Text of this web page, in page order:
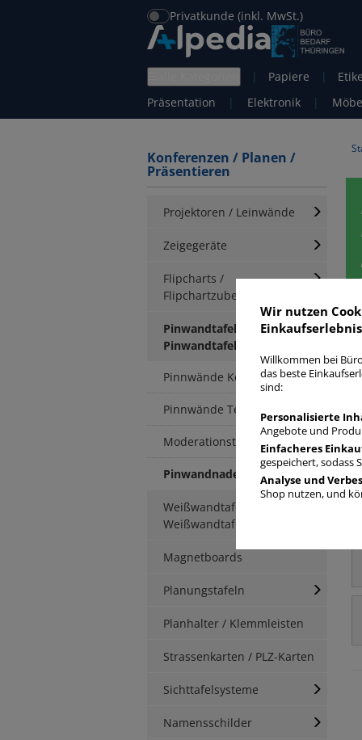
Privatkunde (inkl. MwSt.)
| Papiere |
Präsentation
| Elektronik |
Konferenzen / Planen /
Präsentieren
Projektoren / Leinwände
Zeigegeräte
Flipcharts /
Flipchartzubehör
Pinwandtafeln /
Pinwandtafelzubehör
Pinnwände Kork
Pinnwände Textil
Moderationstafeln
Pinwandnadeln
Weißwandtafeln /
Weißwandtafelzubehör
Magnetboards
Planungstafeln
Planhalter / Klemmleisten
Strassenkarten / PLZ-Karten
Sichttafelsysteme
Namensschilder
Wir nutzen
Willkommen bei
das beste
sind:
Personalisierte
Angebote und
Einfacheres
gespeichert, sodass
Analyse und
Shop nutzen, und